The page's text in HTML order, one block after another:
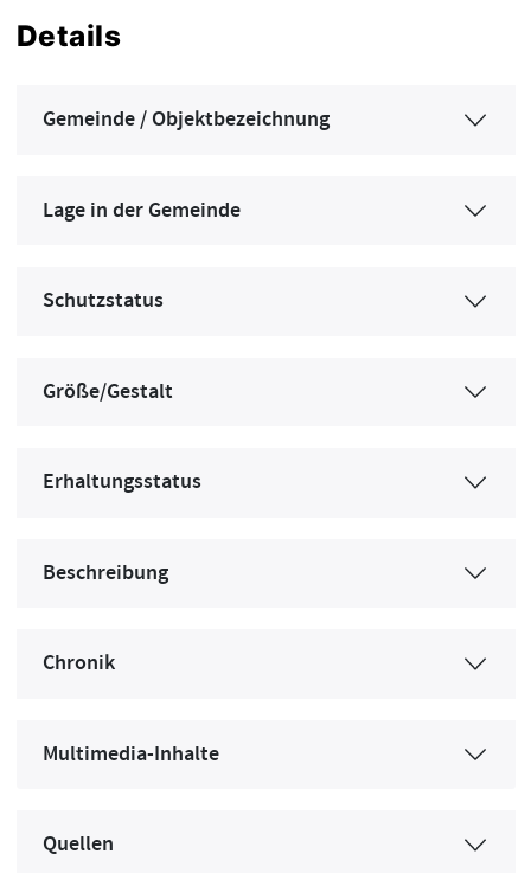
Details
Gemeinde / Objektbezeichnung
Lage in der Gemeinde
Schutzstatus
Größe/Gestalt
Erhaltungsstatus
Beschreibung
Chronik
Multimedia-Inhalte
Quellen